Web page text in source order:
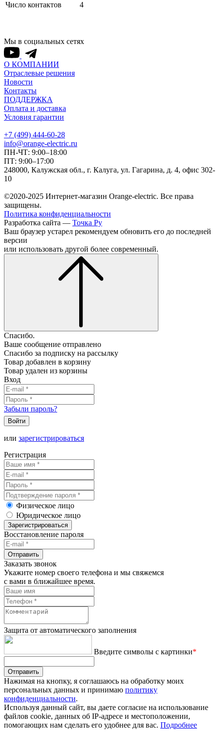
Число контактов
4
Мы в социальных сетях
О КОМПАНИИ
Отраслевые решения
Новости
Контакты
ПОДДЕРЖКА
Оплата и доставка
Условия гарантии
+7 (499) 444-60-28
info@orange-electric.ru
ПН-ЧТ: 9:00–18:00
ПТ: 9:00–17:00
248000, Калужская обл., г. Калуга, ул. Гагарина, д. 4, офис 302-
10
©2020-2025 Интернет-магазин Orange-electric. Все права
защищены.
Политика конфиденциальности
Разработка сайта — Точка Ру
Ваш браузер устарел рекомендуем обновить его до последней
версии
или использовать другой более современный.
Спасибо.
Ваше сообщение отправлено
Спасибо за подписку на рассылку
Товар добавлен в корзину
Товар удален из корзины
Вход
Забыли пароль?
Войти
или зарегистрироваться
Регистрация
Физическое лицо
Юридическое лицо
Зарегистрироваться
Восстановление пароля
Отправить
Заказать звонок
Укажите номер своего телефона и мы свяжемся
с вами в ближайшее время.
Защита от автоматического заполнения
Введите символы с картинки*
Отправить
Нажимая на кнопку, я соглашаюсь на обработку моих
персональных данных и принимаю политику
конфиденциальности.
Используя данный сайт, вы даете согласие на использование
файлов cookie, данных об IP-адресе и местоположении,
помогающих нам сделать его удобнее для вас. Подробнее